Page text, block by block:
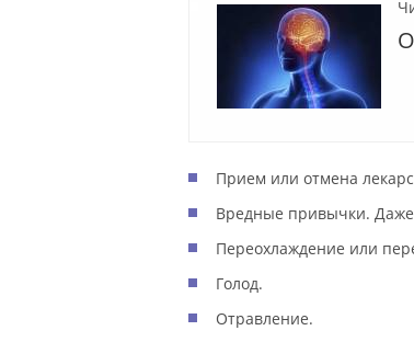
Прием или отмена
Вредные привычки. Даже
Переохлаждение или
Голод.
Отравление.